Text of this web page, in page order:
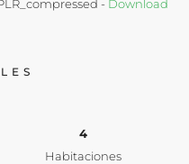
- Download
4
Habitaciones